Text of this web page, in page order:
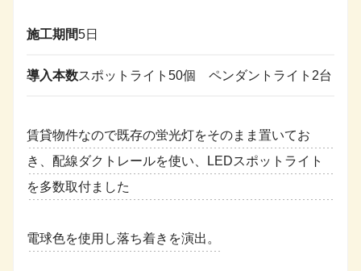
施工期間5日
導入本数スポットライト50個 ペンダントライト2台
賃貸物件なので既存の蛍光灯をそのまま置いてお
き、配線ダクトレールを使い、LEDスポットライト
を多数取付ました
電球色を使用し落ち着きを演出。